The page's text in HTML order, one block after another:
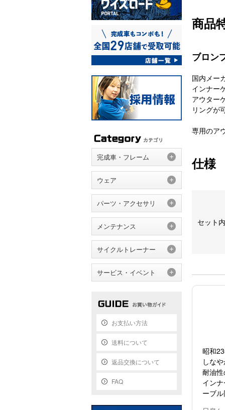
商品
ブロン
国内メー
インナー
アウター
リングが
専用のア
仕様
セット
昭和
しな
耐油
イン
ーブ
完成車・フレーム
ウェア
パーツ・アクセサリ
メンテナンス
サイクルトレーナー
サービス・イベント
お支払い方法
送料について
返品交換について
FAQ